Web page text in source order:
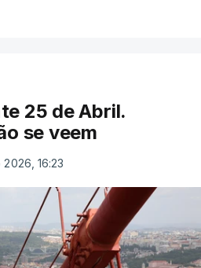
25 de Abril.
se veem
16:23